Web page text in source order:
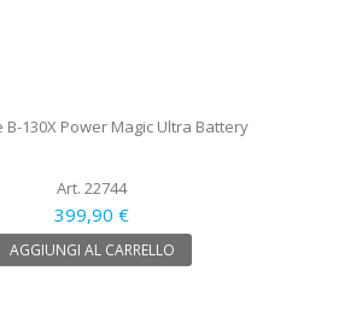
B-130X Power Magic Ultra Battery
Art. 22744
399,90 €
AGGIUNGI AL CARRELLO